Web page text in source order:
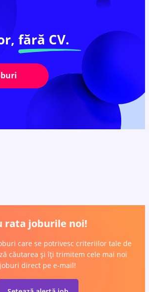
fără CV.
rata joburile noi!
care se potrivesc criteriilor tale de
căutarea și îți trimitem cele mai noi
joburi direct pe e-mail!